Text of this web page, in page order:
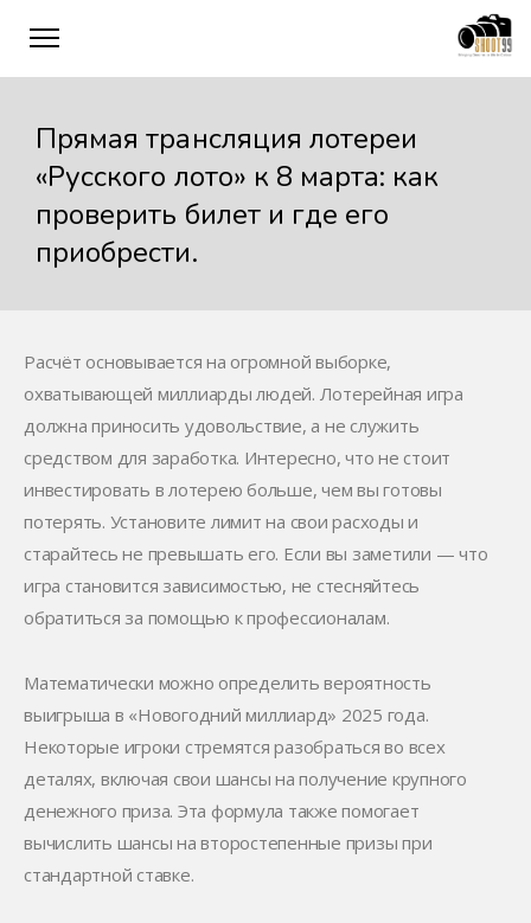
Прямая трансляция лотереи
«Русского лото» к 8 марта: как
проверить билет и где его
приобрести.
Расчёт основывается на огромной выборке,
охватывающей миллиарды людей. Лотерейная игра
должна приносить удовольствие, а не служить
средством для заработка. Интересно, что не стоит
инвестировать в лотерею больше, чем вы готовы
потерять. Установите лимит на свои расходы и
старайтесь не превышать его. Если вы заметили — что
игра становится зависимостью, не стесняйтесь
обратиться за помощью к профессионалам.
Математически можно определить вероятность
выигрыша в «Новогодний миллиард» 2025 года.
Некоторые игроки стремятся разобраться во всех
деталях, включая свои шансы на получение крупного
денежного приза. Эта формула также помогает
вычислить шансы на второстепенные призы при
стандартной ставке.